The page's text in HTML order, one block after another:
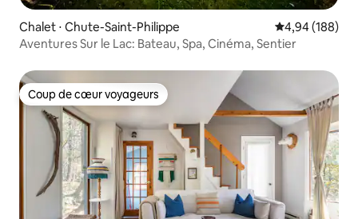
Chalet ⋅ Chute-Saint-Philippe Évaluation
4,94 (188)
Aventures Sur le Lac: Bateau, Spa, Cinéma, Sentier
Coup de cœur voyageurs
Coup de cœur voyageurs